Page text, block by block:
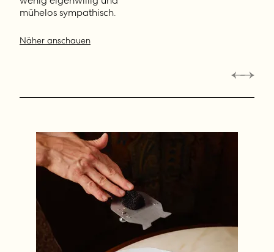
mühelos sympathisch.
Näher anschauen